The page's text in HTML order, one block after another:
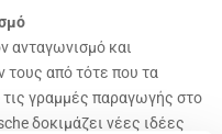
ανταγωνισμό και
τους από τότε που τα
γραμμές παραγωγής στο
δοκιμάζει νέες ιδέες